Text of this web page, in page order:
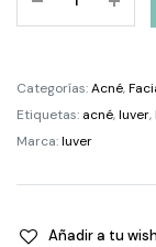
MINE
Intensiva
30
ml
Categorías:Acné,
Etiquetas: acné,Iuver,
Marca:Iuver
Añadir a tu